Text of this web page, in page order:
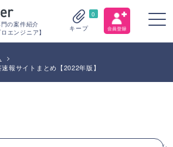
の案件紹介
エンジニア】
0
キープ
>
報サイトまとめ【2022年版】